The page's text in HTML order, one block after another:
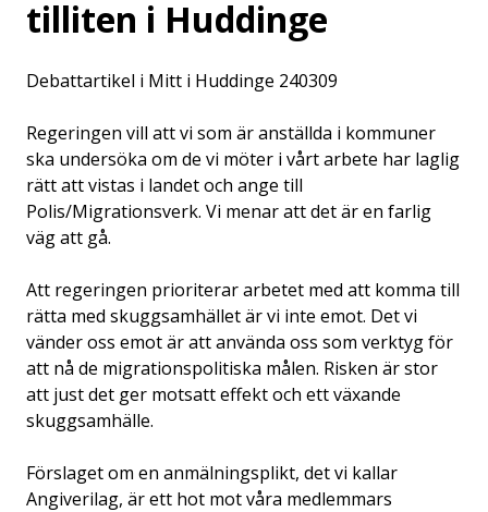
tilliten i Huddinge
Debattartikel i Mitt i Huddinge 240309
Regeringen vill att vi som är anställda i kommuner
ska undersöka om de vi möter i vårt arbete har laglig
rätt att vistas i landet och ange till
Polis/Migrationsverk. Vi menar att det är en farlig
väg att gå.
Att regeringen prioriterar arbetet med att komma till
rätta med skuggsamhället är vi inte emot. Det vi
vänder oss emot är att använda oss som verktyg för
att nå de migrationspolitiska målen. Risken är stor
att just det ger motsatt effekt och ett växande
skuggsamhälle.
Förslaget om en anmälningsplikt, det vi kallar
Angiverilag, är ett hot mot våra medlemmars